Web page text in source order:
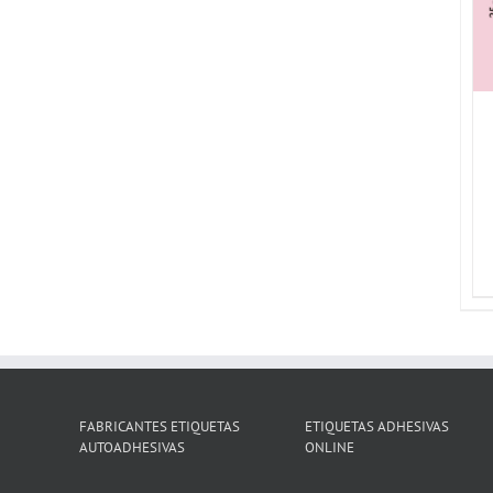
FABRICANTES ETIQUETAS
AUTOADHESIVAS
ETIQUETAS ADHESIVAS
ONLINE